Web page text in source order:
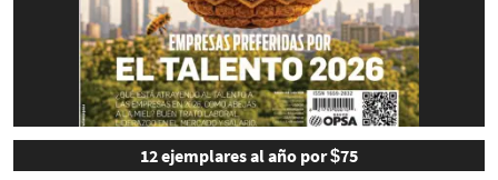
12 ejemplares al año por $75